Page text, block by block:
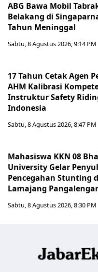
ABG Bawa Mobil
Belakang di
Tahun Meninggal
Sabtu, 8 Agustus 2026, 9:14 PM
17 Tahun Cetak Agen
AHM Kalibrasi
Instruktur Safety
Indonesia
Sabtu, 8 Agustus 2026, 8:47 PM
Mahasiswa KKN 08
University Gelar
Pencegahan Stunting
Lamajang
Sabtu, 8 Agustus 2026, 8:30 PM